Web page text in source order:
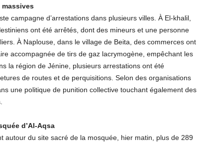
campagne d’arrestations dans plusieurs villes. À El-khalil,
ont été arrêtés, dont des mineurs et une personne
À Naplouse, dans le village de Beita, des commerces ont
accompagnée de tirs de gaz lacrymogène, empêchant les
la région de Jénine, plusieurs arrestations ont été
de routes et de perquisitions. Selon des organisations
une politique de punition collective touchant également des
d’Al-Aqsa
autour du site sacré de la mosquée, hier matin, plus de 289